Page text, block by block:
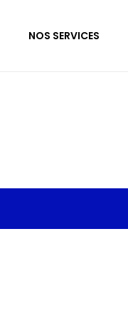
NOS SERVICES